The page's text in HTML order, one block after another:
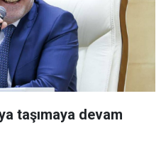
taşımaya devam